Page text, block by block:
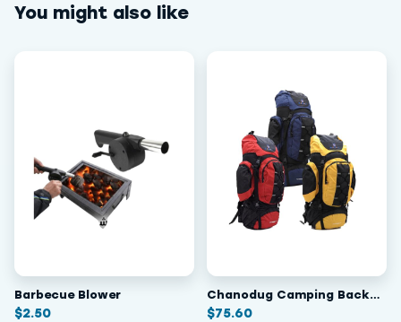
You might also like
Barbecue Blower
$2.50
Chanodug Camping Backpack 70L
$75.60